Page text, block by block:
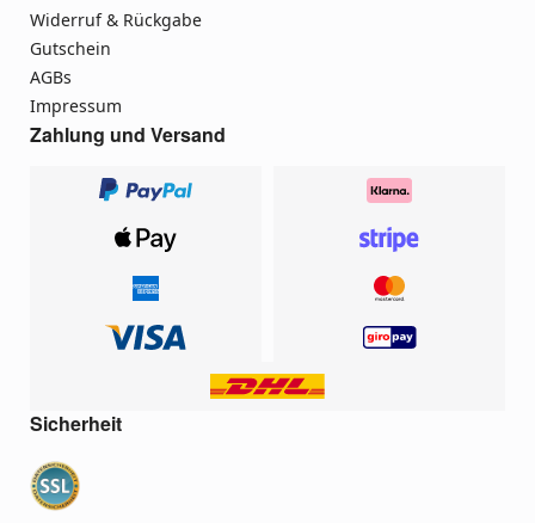
Widerruf & Rückgabe
Gutschein
AGBs
Impressum
Zahlung und Versand
Sicherheit